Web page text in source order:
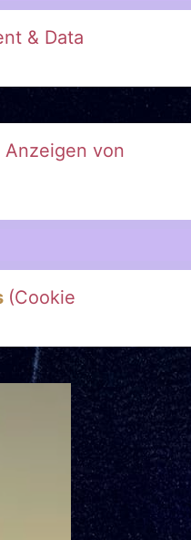
& Data
von
(Cookie